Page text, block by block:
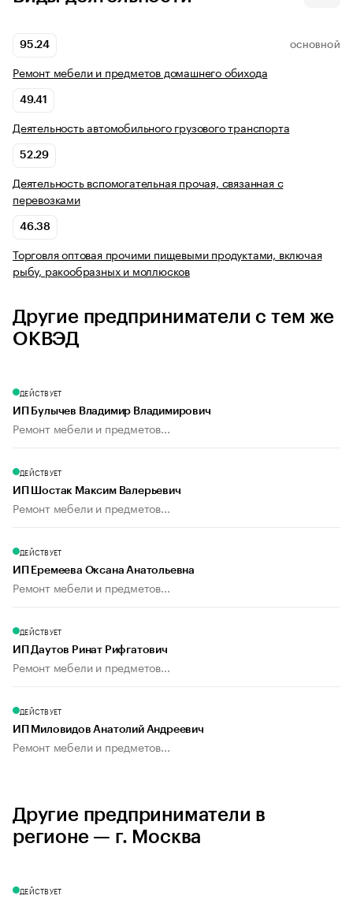
95.24 ОСНОВНОЙ
Ремонт мебели и предметов домашнего обихода
49.41
Деятельность автомобильного грузового транспорта
52.29
Деятельность вспомогательная прочая, связанная с
перевозками
46.38
Торговля оптовая прочими пищевыми продуктами, включая
рыбу, ракообразных и моллюсков
Другие предприниматели с тем же
ОКВЭД
ДЕЙСТВУЕТ
ИП Булычев Владимир Владимирович
Ремонт мебели и предметов...
ДЕЙСТВУЕТ
ИП Шостак Максим Валерьевич
Ремонт мебели и предметов...
ДЕЙСТВУЕТ
ИП Еремеева Оксана Анатольевна
Ремонт мебели и предметов...
ДЕЙСТВУЕТ
ИП Даутов Ринат Рифгатович
Ремонт мебели и предметов...
ДЕЙСТВУЕТ
ИП Миловидов Анатолий Андреевич
Ремонт мебели и предметов...
Другие предприниматели в
регионе — г. Москва
ДЕЙСТВУЕТ